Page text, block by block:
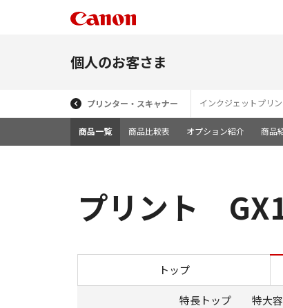
個人のお客さま
プリンター・スキャナー インクジェットプリ
商品一覧 商品比較表 オプション紹介 商品
プリント
トップ
特長トップ 特大